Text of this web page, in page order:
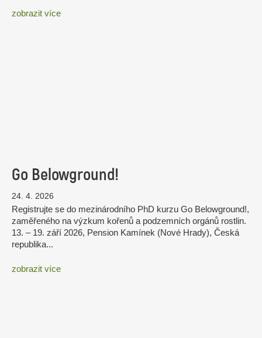
zobrazit více
Go Belowground!
24. 4. 2026
Registrujte se do mezinárodního PhD kurzu Go Belowground!,
zaměřeného na výzkum kořenů a podzemních orgánů rostlin.
13. – 19. září 2026, Pension Kamínek (Nové Hrady), Česká
republika...
zobrazit více